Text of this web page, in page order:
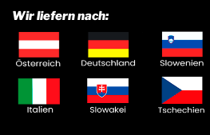
Wir liefern nach: